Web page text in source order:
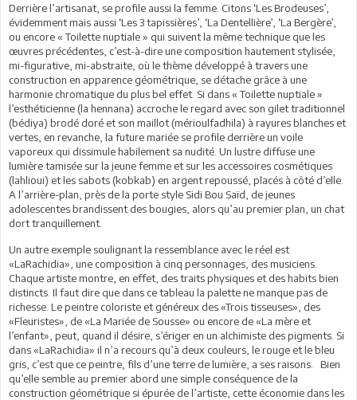
Derrière l’artisanat, se profile aussi la femme. Citons ‘Les Brodeuses’,
évidemment mais aussi ‘Les 3 tapissières’, ‘La Dentellière’, ‘La Bergère’,
ou encore « Toilette nuptiale » qui suivent la même technique que les
œuvres précédentes, c’est-à-dire une composition hautement stylisée,
mi-figurative, mi-abstraite, où le thème développé à travers une
construction en apparence géométrique, se détache grâce à une
harmonie chromatique du plus bel effet. Si dans « Toilette nuptiale »
l’esthéticienne (la hennana) accroche le regard avec son gilet traditionnel
(bédiya) brodé doré et son maillot (mérioulfadhila) à rayures blanches et
vertes, en revanche, la future mariée se profile derrière un voile
vaporeux qui dissimule habilement sa nudité. Un lustre diffuse une
lumière tamisée sur la jeune femme et sur les accessoires cosmétiques
(lahlioui) et les sabots (kobkab) en argent repoussé, placés à côté d’elle.
A l’arrière-plan, près de la porte style Sidi Bou Saïd, de jeunes
adolescentes brandissent des bougies, alors qu’au premier plan, un chat
dort tranquillement.
Un autre exemple soulignant la ressemblance avec le réel est
«LaRachidia», une composition à cinq personnages, des musiciens.
Chaque artiste montre, en effet, des traits physiques et des habits bien
distincts. Il faut dire que dans ce tableau la palette ne manque pas de
richesse. Le peintre coloriste et généreux des «Trois tisseuses», des
«Fleuristes», de «La Mariée de Sousse» ou encore de «La mère et
l’enfant», peut, quand il désire, s’ériger en un alchimiste des pigments. Si
dans «LaRachidia» il n’a recours qu’à deux couleurs, le rouge et le bleu
gris, c’est que ce peintre, fils d’une terre de lumière, a ses raisons. Bien
qu’elle semble au premier abord une simple conséquence de la
construction géométrique si épurée de l’artiste, cette économie dans les